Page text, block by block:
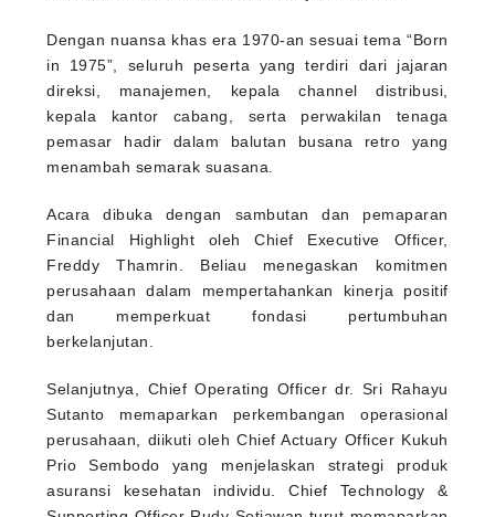
Dengan nuansa khas era 1970-an sesuai tema “Born
in 1975”, seluruh peserta yang terdiri dari jajaran
direksi, manajemen, kepala channel distribusi,
kepala kantor cabang, serta perwakilan tenaga
pemasar hadir dalam balutan busana retro yang
menambah semarak suasana.
Acara dibuka dengan sambutan dan pemaparan
Financial Highlight oleh Chief Executive Officer,
Freddy Thamrin. Beliau menegaskan komitmen
perusahaan dalam mempertahankan kinerja positif
dan memperkuat fondasi pertumbuhan
berkelanjutan.
Selanjutnya, Chief Operating Officer dr. Sri Rahayu
Sutanto memaparkan perkembangan operasional
perusahaan, diikuti oleh Chief Actuary Officer Kukuh
Prio Sembodo yang menjelaskan strategi produk
asuransi kesehatan individu. Chief Technology &